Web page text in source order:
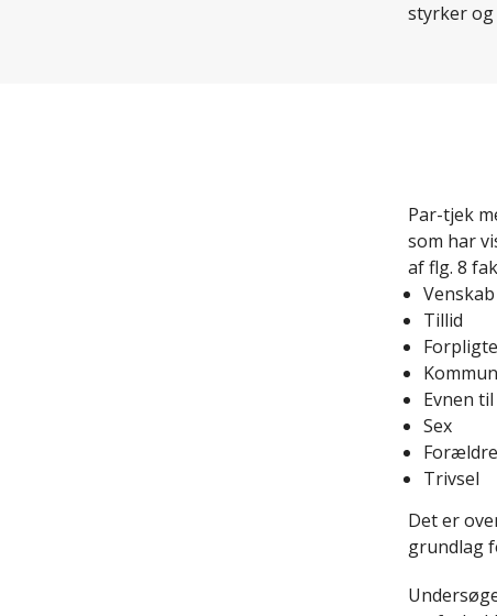
styrker og
Par-tjek
som har
af flg. 8
Venskab
Tillid
Evnen
Sex
Trivsel
Det er
grundlag